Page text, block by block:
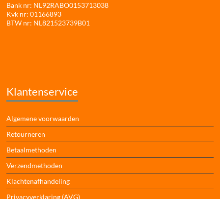
Bank nr: NL92RABO0153713038
Kvk nr: 01166893
BTW nr: NL821523739B01
Klantenservice
Algemene voorwaarden
Retourneren
Betaalmethoden
Verzendmethoden
Klachtenafhandeling
Privacyverklaring (AVG)